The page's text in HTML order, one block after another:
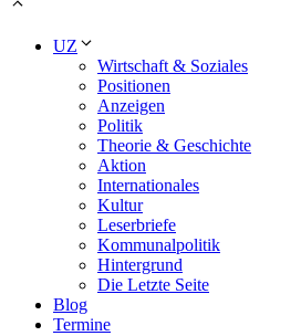
UZ
Wirtschaft & Soziales
Positionen
Anzeigen
Politik
Theorie & Geschichte
Aktion
Internationales
Kultur
Leserbriefe
Kommunalpolitik
Hintergrund
Die Letzte Seite
Blog
Termine